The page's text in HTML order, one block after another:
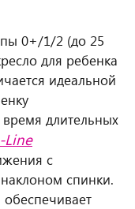
0+/1/2 (до 25
для ребенка
идеальной
длительных
Line
с
спинки.